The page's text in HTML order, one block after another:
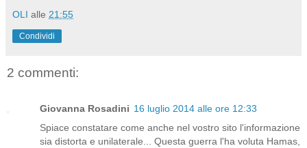
OLI alle 21:55
Condividi
2 commenti:
Giovanna Rosadini 16 luglio 2014 alle ore 12:33
Spiace constatare come anche nel vostro sito l'informazione
sia distorta e unilaterale... Questa guerra l'ha voluta Hamas,